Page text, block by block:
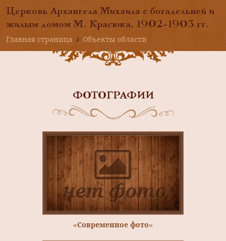
Церковь Архангела Михаила с богадельней и
жилым домом М. Красюка, 1902-1903 гг.
Главная страница
Объекты области
ФОТОГРАФИИ
«Современное фото»